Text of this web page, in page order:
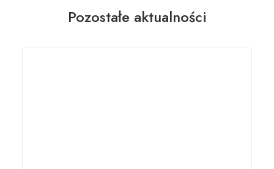
Pozostałe aktualności